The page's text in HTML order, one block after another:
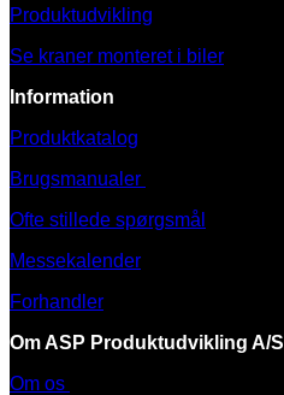
Produktudvikling
Se kraner monteret i biler
Information
Produktkatalog
Brugsmanualer
Ofte stillede spørgsmål
Messekalender
Forhandler
Om ASP Produktudvikling A/S
Om os